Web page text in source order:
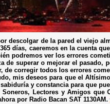
descolgar de la pared el viejo
días, caeremos en la cuenta
podremos ver los errores
de superar o mejorar el
corregir todos los errores
mis deseos para que el
y constancia para que
Lectores y Amigos que
por Radio Bacan SAT 1130AM.